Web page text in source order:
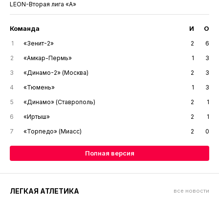
LEON-Вторая лига «А»
Команда И О
1 «Зенит-2» 2
6
2
«Амкар-Пермь» 1
3
3
«Динамо-2» (Москва) 2
3
4
«Тюмень» 1
3
5
«Динамо» (Ставрополь) 2
1
6
«Иртыш» 2
1
7
«Торпедо» (Миасс) 2 0
Полная версия
ЛЕГКАЯ АТЛЕТИКА все новости